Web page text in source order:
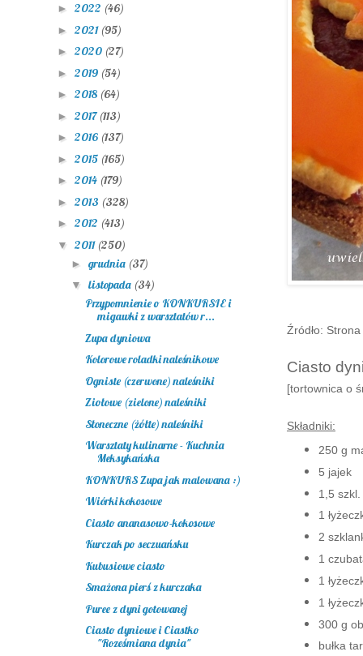
Źródło: Strona
Ciasto
[tortownica o
Składniki:
250 g
5 jajek
1,5
1
2
1
1
1
300 g
bułka
► 2022 (46)
► 2021 (95)
► 2020 (27)
► 2019 (54)
► 2018 (64)
► 2017(113)
► 2016 (137)
► 2015 (165)
► 2014 (179)
► 2013 (328)
► 2012 (413)
▼ 2011 (250)
► grudnia (37)
▼ listopada (34)
Przypomnienie o KONKURSIE i
migawki z warsztatów r...
Zupa dyniowa
Kolorowe roladki naleśnikowe
Ogniste (czerwone) naleśniki
Ziołowe (zielone) naleśniki
Słoneczne (żółte) naleśniki
Warsztaty kulinarne - Kuchnia
Meksykańska
KONKURS Zupa jak malowana :)
Wiórki kokosowe
Ciasto ananasowo-kokosowe
Kurczak po seczuańsku
Kubusiowe ciasto
Smażona pierś z kurczaka
Puree z dyni gotowanej
Ciasto dyniowe i Ciastko
"Roześmiana dynia"